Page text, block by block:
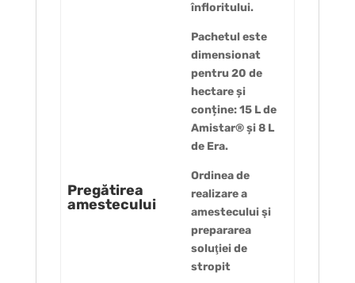
Pregătirea
amestecului
înfloritului.
Pachetul este
dimensionat
pentru 20 de
hectare și
conține: 15 L de
Amistar® și 8 L
de Era.
Ordinea de
realizare a
amestecului şi
prepararea
soluţiei de
stropit